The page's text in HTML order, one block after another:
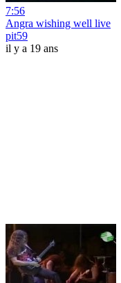
7:56
Angra wishing well live
pit59
il y a 19 ans